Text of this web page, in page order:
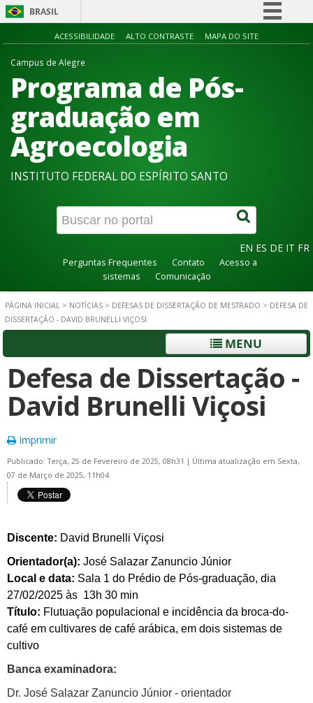
BRASIL
Simplifique!
Participe
Acesso à informação
ACESSIBILIDADE ALTO CONTRASTE MAPA DO SITE
Campus de Alegre
Programa de Pós-
graduação em
Agroecologia
INSTITUTO FEDERAL DO ESPÍRITO SANTO
EN ES DE IT FR
Perguntas Frequentes Contato
Acesso a
sistemas
Comunicação
PÁGINA INICIAL > NOTÍCIAS > DEFESAS DE DISSERTAÇÃO DE MESTRADO > DEFESA DE
DISSERTAÇÃO - DAVID BRUNELLI VIÇOSI
MENU
Defesa de Dissertação -
David Brunelli Viçosi
Imprimir
Publicado: Terça, 25 de Fevereiro de 2025, 08h31 | Última atualização em Sexta,
07 de Março de 2025, 11h04
Discente: David Brunelli Viçosi
Orientador(a): José Salazar Zanuncio Júnior
Local e data: Sala 1 do Prédio de Pós-graduação, dia
27/02/2025 às 13h 30 min
Título: Flutuação populacional e incidência da broca-do-
café em cultivares de café arábica, em dois sistemas de
cultivo
Banca examinadora:
Dr. José Salazar Zanuncio Júnior - orientador